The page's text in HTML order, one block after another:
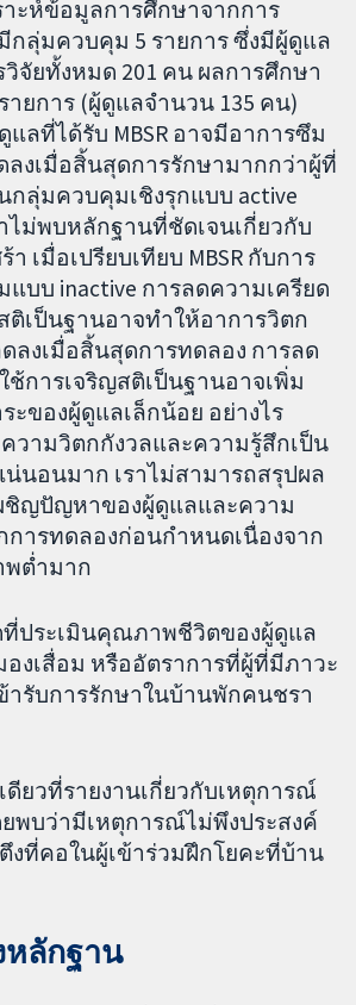
าะห์ข้อมูลการศึกษาจากการ
ลุ่มควบคุม 5 รายการ ซึ่งมีผู้ดูแล
วิจัยทั้งหมด 201 คน ผลการศึกษา
ายการ (ผู้ดูแลจำนวน 135 คน)
แลที่ได้รับ MBSR อาจมีอาการซึม
ลงเมื่อสิ้นสุดการรักษามากกว่าผู้ที่
กลุ่มควบคุมเชิงรุกแบบ active
ไม่พบหลักฐานที่ชัดเจนเกี่ยวกับ
เมื่อเปรียบเทียบ MBSR กับการ
บบ inactive การลดความเครียด
ติเป็นฐานอาจทำให้อาการวิตก
ลงเมื่อสิ้นสุดการทดลอง การลด
ช้การเจริญสติเป็นฐานอาจเพิ่ม
ะของผู้ดูแลเล็กน้อย อย่างไร
วามวิตกกังวลและความรู้สึกเป็น
นอนมาก เราไม่สามารถสรุปผล
ชิญปัญหาของผู้ดูแลและความ
การทดลองก่อนกำหนดเนื่องจาก
ต่ำมาก
ประเมินคุณภาพชีวิตของผู้ดูแล
งเสื่อม หรืออัตราการที่ผู้ที่มีภาวะ
ารับการรักษาในบ้านพักคนชรา
ดียวที่รายงานเกี่ยวกับเหตุการณ์
พบว่ามีเหตุการณ์ไม่พึงประสงค์
งที่คอในผู้เข้าร่วมฝึกโยคะที่บ้าน
ลักฐาน